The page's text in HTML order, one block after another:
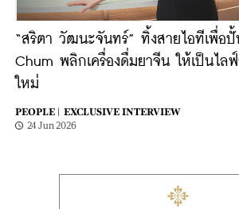
“สริตา วัฒนะจันทร์” ทิ้งสายไอทีเพื่อ
Chum พลิกเครื่องดื่มยาจีน ให้เป็นไล
ใหม่
PEOPLE |
EXCLUSIVE INTERVIEW
24 Jun 2026